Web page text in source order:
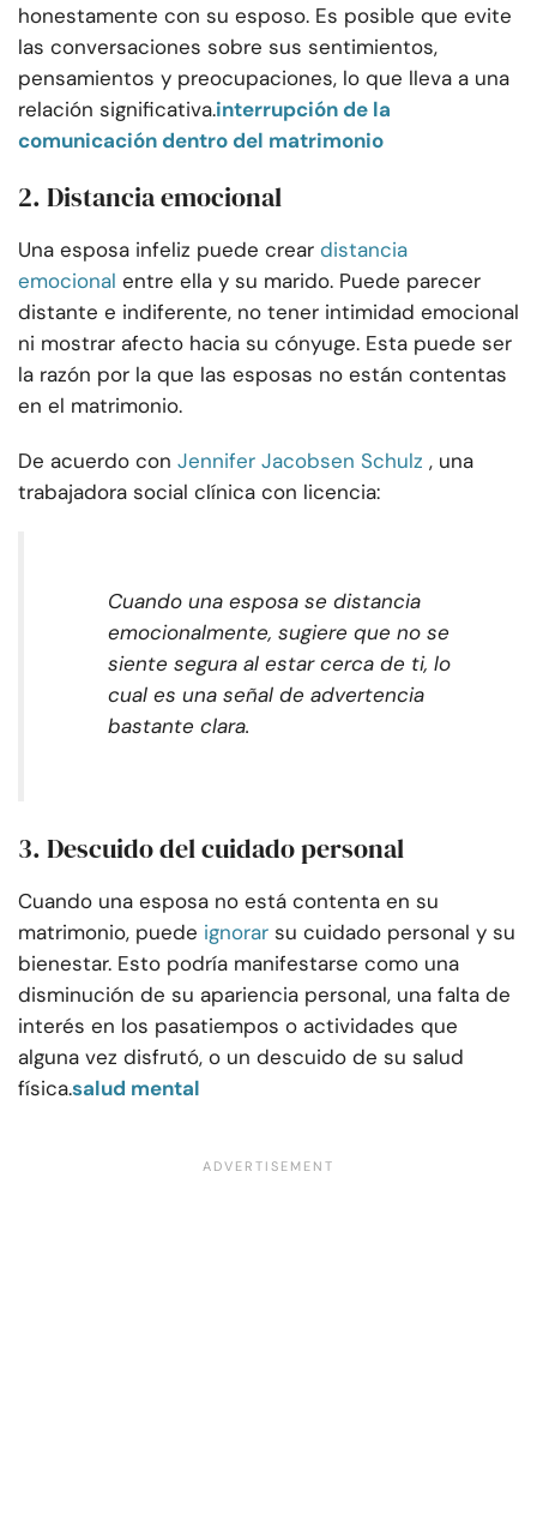
honestamente con su esposo. Es posible que evite
las conversaciones sobre sus sentimientos,
pensamientos y preocupaciones, lo que lleva a una
relación significativa.interrupción de la
comunicación dentro del matrimonio
2. Distancia emocional
Una esposa infeliz puede crear distancia
emocional entre ella y su marido. Puede parecer
distante e indiferente, no tener intimidad emocional
ni mostrar afecto hacia su cónyuge. Esta puede ser
la razón por la que las esposas no están contentas
en el matrimonio.
De acuerdo con Jennifer Jacobsen Schulz , una
trabajadora social clínica con licencia:
Cuando una esposa se distancia
emocionalmente, sugiere que no se
siente segura al estar cerca de ti, lo
cual es una señal de advertencia
bastante clara.
3. Descuido del cuidado personal
Cuando una esposa no está contenta en su
matrimonio, puede ignorar su cuidado personal y su
bienestar. Esto podría manifestarse como una
disminución de su apariencia personal, una falta de
interés en los pasatiempos o actividades que
alguna vez disfrutó, o un descuido de su salud
física.salud mental